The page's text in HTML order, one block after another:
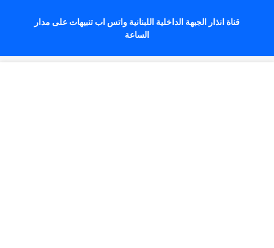
قناة انذار الجبهة الداخلية اللبنانية واتس اب تنبيهات على مدار
الساعة